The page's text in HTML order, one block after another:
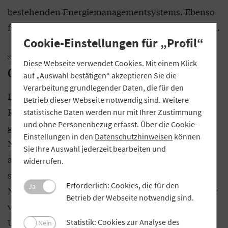
bestehenden Energiemanagementsystems. Ebenso
führt der GVB interne Audits nach ISO 50001 durch.
CSRD-Pflicht für Unternehmen
Die CSRD-Richtlinie (Corporate Sustainability
Reporting Directive) ist am 5. Januar 2023 in Kraft
getreten. Sie verpflichtet Unternehmen,
Nachhaltigkeitsinformationen in ihren Lagebericht
aufzunehmen. Die Umsetzung in nationales Recht
steht derzeit noch aus und wird sich durch die
Neuwahlen Anfang 2025 nun voraussichtlich weiter
verzögern. Hierdurch bleiben aktuell
Unsicherheiten bestehen.
Cookie-Einstellungen für „Profil“
Diese Webseite verwendet Cookies. Mit einem Klick
auf „Auswahl bestätigen“ akzeptieren Sie die
Verarbeitung grundlegender Daten, die für den
Betrieb dieser Webseite notwendig sind. Weitere
statistische Daten werden nur mit Ihrer Zustimmung
und ohne Personenbezug erfasst. Über die Cookie-
Einstellungen in den Datenschutzhinweisen können
Sie Ihre Auswahl jederzeit bearbeiten und
widerrufen.
Ja
Erforderlich: Cookies, die für den
Betrieb der Webseite notwendig sind.
Nein
Statistik: Cookies zur Analyse des